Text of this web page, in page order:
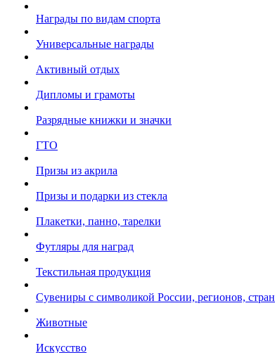
Награды по видам спорта
Универсальные награды
Активный отдых
Дипломы и грамоты
Разрядные книжки и значки
ГТО
Призы из акрила
Призы и подарки из стекла
Плакетки, панно, тарелки
Футляры для наград
Текстильная продукция
Сувениры с символикой России, регионов, стран
Животные
Искусство